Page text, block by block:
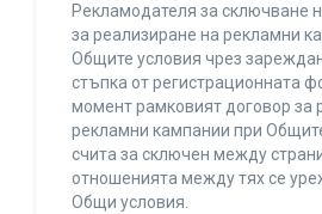
Рекламодателя за сключване
за реализиране на рекламни
Общите условия чрез
стъпка от регистрационната
момент рамковият договор за
рекламни кампании при
счита за сключен между
отношенията между тях се
Общи условия.